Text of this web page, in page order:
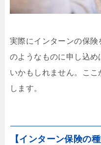
実際にインターンの保
のようなものに申し込
いかもしれません。こ
します。
【インターン保険の